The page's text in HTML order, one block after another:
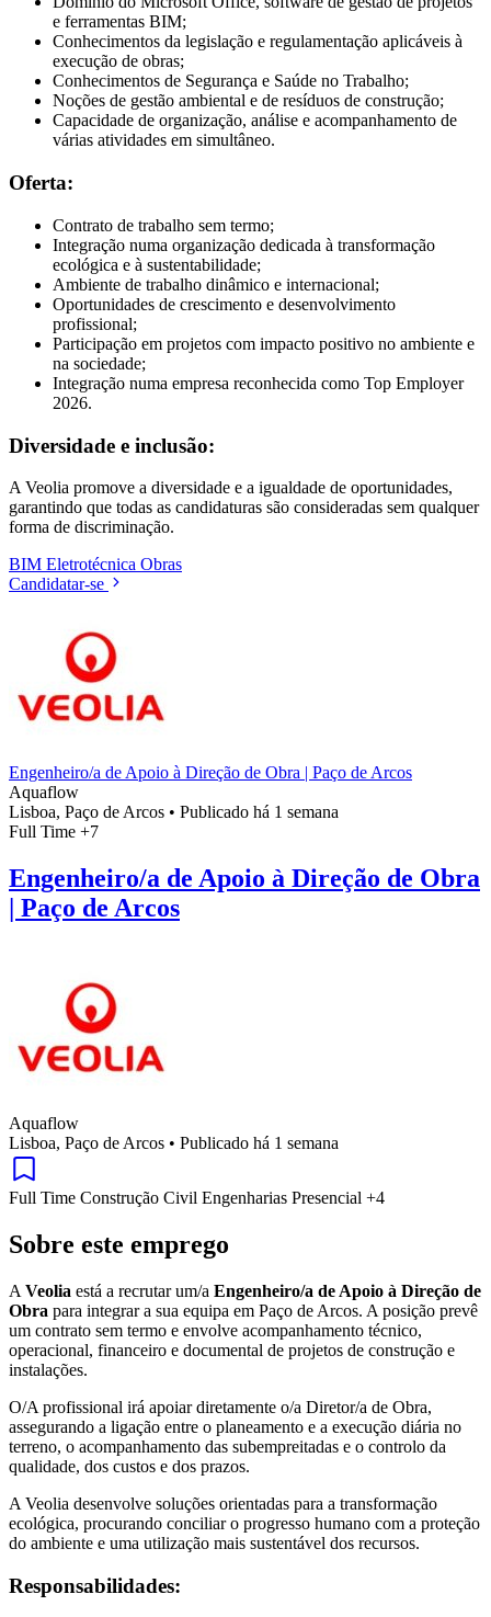
e ferramentas BIM;
Conhecimentos da legislação e regulamentação aplicáveis à
execução de obras;
Conhecimentos de Segurança e Saúde no Trabalho;
Noções de gestão ambiental e de resíduos de construção;
Capacidade de organização, análise e acompanhamento de
várias atividades em simultâneo.
Oferta:
Contrato de trabalho sem termo;
Integração numa organização dedicada à transformação
ecológica e à sustentabilidade;
Ambiente de trabalho dinâmico e internacional;
Oportunidades de crescimento e desenvolvimento
profissional;
Participação em projetos com impacto positivo no ambiente e
na sociedade;
Integração numa empresa reconhecida como Top Employer
2026.
Diversidade e inclusão:
A Veolia promove a diversidade e a igualdade de oportunidades,
garantindo que todas as candidaturas são consideradas sem qualquer
forma de discriminação.
BIM Eletrotécnica Obras
Candidatar-se
Engenheiro/a de Apoio à Direção de Obra | Paço de Arcos
Aquaflow
Lisboa, Paço de Arcos • Publicado há 1 semana
Full Time +7
Engenheiro/a de Apoio à Direção de Obra
| Paço de Arcos
Aquaflow
Lisboa, Paço de Arcos • Publicado há 1 semana
Full Time Construção Civil Engenharias Presencial +4
Sobre este emprego
A Veolia está a recrutar um/a Engenheiro/a de Apoio à Direção de
Obra para integrar a sua equipa em Paço de Arcos. A posição prevê
um contrato sem termo e envolve acompanhamento técnico,
operacional, financeiro e documental de projetos de construção e
instalações.
O/A profissional irá apoiar diretamente o/a Diretor/a de Obra,
assegurando a ligação entre o planeamento e a execução diária no
terreno, o acompanhamento das subempreitadas e o controlo da
qualidade, dos custos e dos prazos.
A Veolia desenvolve soluções orientadas para a transformação
ecológica, procurando conciliar o progresso humano com a proteção
do ambiente e uma utilização mais sustentável dos recursos.
Responsabilidades: